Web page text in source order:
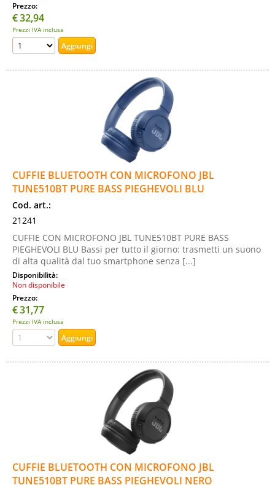
Prezzo:
€32,94
Prezzi IVA inclusa
CUFFIE BLUETOOTH CON MICROFONO JBL
TUNE510BT PURE BASS PIEGHEVOLI BLU
Cod. art.:
21241
CUFFIE CON MICROFONO JBL TUNE510BT PURE BASS
PIEGHEVOLI BLU Bassi per tutto il giorno: trasmetti un suono
di alta qualità dal tuo smartphone senza [...]
Disponibilità:
Non disponibile
Prezzo:
€31,77
Prezzi IVA inclusa
CUFFIE BLUETOOTH CON MICROFONO JBL
TUNE510BT PURE BASS PIEGHEVOLI NERO